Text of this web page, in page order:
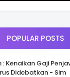
POPULAR POSTS
: Kenaikan Gaji
Didebatkan - Sim